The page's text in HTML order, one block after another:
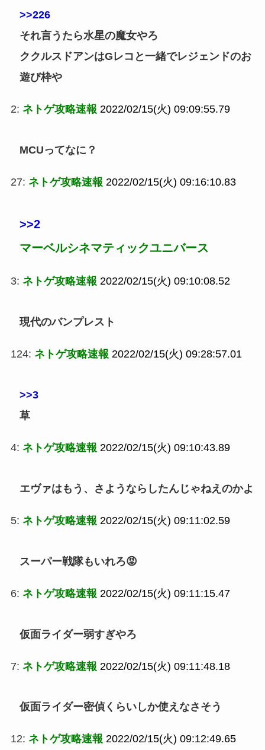
>>226
それ言うたら水星の魔女やろ
ククルスドアンはGレコと一緒でレジェンドのお
遊び枠や
2: ネトゲ攻略速報 2022/02/15(火) 09:09:55.79
MCUってなに？
27: ネトゲ攻略速報 2022/02/15(火) 09:16:10.83
>>2
マーベルシネマティックユニバース
3: ネトゲ攻略速報 2022/02/15(火) 09:10:08.52
現代のバンプレスト
124: ネトゲ攻略速報 2022/02/15(火) 09:28:57.01
>>3
草
4: ネトゲ攻略速報 2022/02/15(火) 09:10:43.89
エヴァはもう、さようならしたんじゃねえのかよ
5: ネトゲ攻略速報 2022/02/15(火) 09:11:02.59
スーパー戦隊もいれろ😡
6: ネトゲ攻略速報 2022/02/15(火) 09:11:15.47
仮面ライダー弱すぎやろ
7: ネトゲ攻略速報 2022/02/15(火) 09:11:48.18
仮面ライダー密偵くらいしか使えなさそう
12: ネトゲ攻略速報 2022/02/15(火) 09:12:49.65